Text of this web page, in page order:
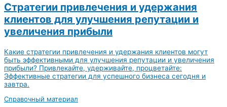
Стратегии привлечения и удержания
клиентов для улучшения репутации и
увеличения прибыли
Какие стратегии привлечения и удержания клиентов могут
быть эффективными для улучшения репутации и увеличения
прибыли? Привлекайте, удерживайте, процветайте:
Эффективные стратегии для успешного бизнеса сегодня и
завтра.
Справочный материал